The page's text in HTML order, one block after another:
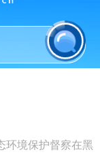
环境保护督察在黑